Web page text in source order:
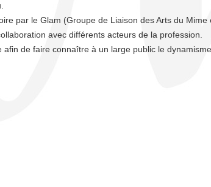
par le Glam (Groupe de Liaison des Arts du Mime
avec différents acteurs de la profession.
afin de faire connaître à un large public le dynamisme